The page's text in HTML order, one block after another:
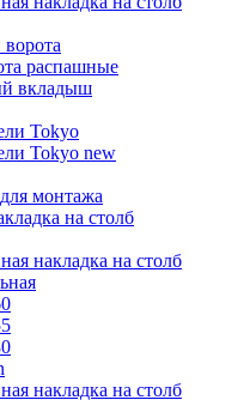
распашные
вкладыш
Tokyo
Tokyo new
монтажа
на столб
накладка на столб
накладка на столб